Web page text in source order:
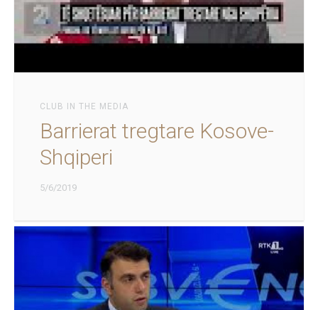
CLUB IN THE MEDIA
Barrierat tregtare Kosove-
Shqiperi
5/6/2019